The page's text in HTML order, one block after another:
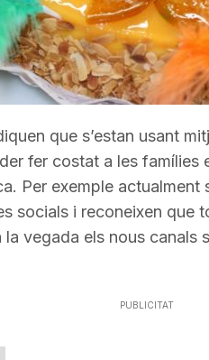
que s’estan usant
fer costat a les famílies
Per exemple actualment
socials i reconeixen que
la vegada els nous canals
PUBLICITAT